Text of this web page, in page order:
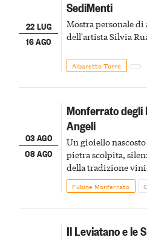
22 LUG
16 AGO
SediMenti
Mostra personale
dell'artista Silvia
Albaretto Torre
03 AGO
08 AGO
Monferrato
Angeli
Un gioiello
pietra scolpita,
della tradizione
Fubine Monferrato
Il Leviatano e le